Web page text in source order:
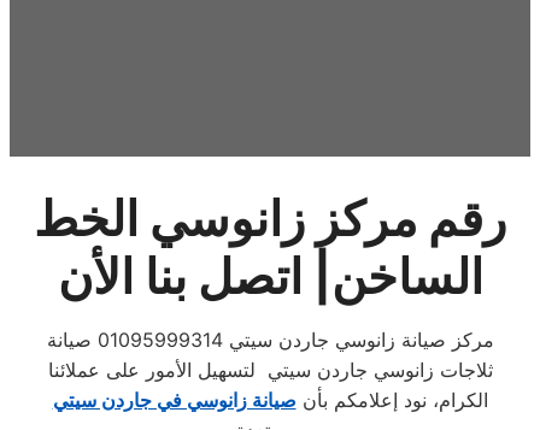
رقم مركز زانوسي الخط
الساخن| اتصل بنا الأن
مركز صيانة زانوسي جاردن سيتي 01095999314 صيانة
ثلاجات زانوسي جاردن سيتي لتسهيل الأمور على عملائنا
الكرام، نود إعلامكم بأن صيانة زانوسي في جاردن سيتي